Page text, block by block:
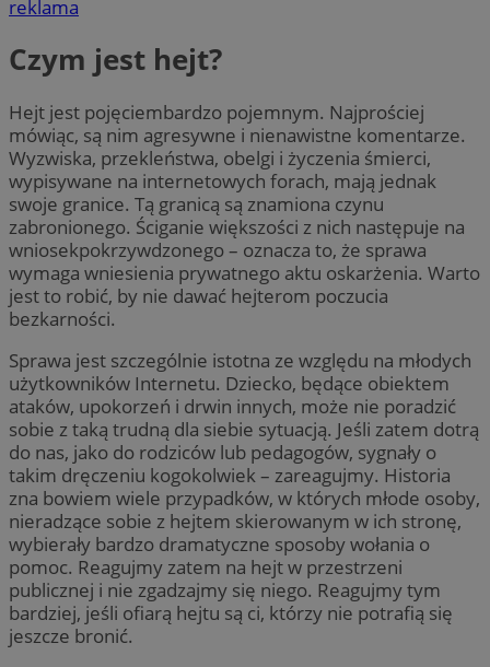
reklama
Czym jest hejt?
Hejt jest pojęciembardzo pojemnym. Najprościej
mówiąc, są nim agresywne i nienawistne komentarze.
Wyzwiska, przekleństwa, obelgi i życzenia śmierci,
wypisywane na internetowych forach, mają jednak
swoje granice. Tą granicą są znamiona czynu
zabronionego. Ściganie większości z nich następuje na
wniosekpokrzywdzonego – oznacza to, że sprawa
wymaga wniesienia prywatnego aktu oskarżenia. Warto
jest to robić, by nie dawać hejterom poczucia
bezkarności.
Sprawa jest szczególnie istotna ze względu na młodych
użytkowników Internetu. Dziecko, będące obiektem
ataków, upokorzeń i drwin innych, może nie poradzić
sobie z taką trudną dla siebie sytuacją. Jeśli zatem dotrą
do nas, jako do rodziców lub pedagogów, sygnały o
takim dręczeniu kogokolwiek – zareagujmy. Historia
zna bowiem wiele przypadków, w których młode osoby,
nieradzące sobie z hejtem skierowanym w ich stronę,
wybierały bardzo dramatyczne sposoby wołania o
pomoc. Reagujmy zatem na hejt w przestrzeni
publicznej i nie zgadzajmy się niego. Reagujmy tym
bardziej, jeśli ofiarą hejtu są ci, którzy nie potrafią się
jeszcze bronić.